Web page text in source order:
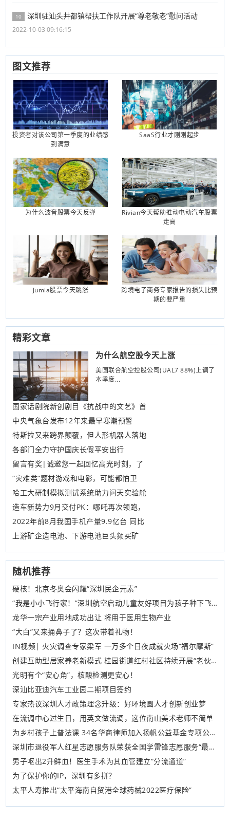
10 深圳驻汕头井都镇帮扶工作队开展“尊老敬老”慰问活动
2022-10-03 09:16:15
图文推荐
投资者对该公司第一季度的业绩感
到满意
SaaS行业才刚刚起步
为什么波音股票今天反弹
Rivian今天帮助推动电动汽车股票
走高
Jumia股票今天跳涨
跨境电子商务专家报告的损失比预
期的要严重
精彩文章
为什么航空股今天上涨
美国联合航空控股公司(UAL7 88%)上调了
本季度...
国家话剧院新创剧目《抗战中的文艺》首
中央气象台发布12年来最早寒潮预警
特斯拉又来跨界颠覆，但人形机器人落地
各部门全力守护国庆长假平安出行
留言有奖|诚邀您一起回忆高光时刻，了
“灾难类”题材游戏和电影，可能都怕卫
哈工大研制模拟测试系统助力问天实验舱
造车新势力9月交付PK：哪吒再次领跑，
2022年前8月我国手机产量9.9亿台 同比
上游矿企造电池、下游电池巨头频买矿
随机推荐
硬核！北京冬奥会闪耀“深圳民企元素”
“我是小小飞行家！”深圳航空启动儿童友好项目为孩子种下飞行梦想
龙华一宗产业用地成功出让 将用于医用生物产业
“大白”又来捅鼻子了？这次带着礼物！
IN视频| 火灾调查专家梁军 一万多个日夜成就火场“福尔摩斯”
创建互助型居家养老新模式 桂园街道红村社区持续开展“老伙伴志愿行”社区互助活动
光明有个“安心角”，核酸检测更安心！
深汕比亚迪汽车工业园二期项目签约
专家热议深圳人才政策理念升级：好环境圆人才创新创业梦
在流调中心过生日，​用英文做流调，这位南山美术老师不简单
为乡村孩子上普法课 34名华商律师加入扬帆公益基金专项公益计划
深圳市退役军人红星志愿服务队荣获全国学雷锋志愿服务“最佳志愿服务组织”
男子呕出2升鲜血！医生手术为其血管建立“分流通道”
为了保护你的IP，深圳有多拼？
太平人寿推出“太平海南自贸港全球药械2022医疗保险”